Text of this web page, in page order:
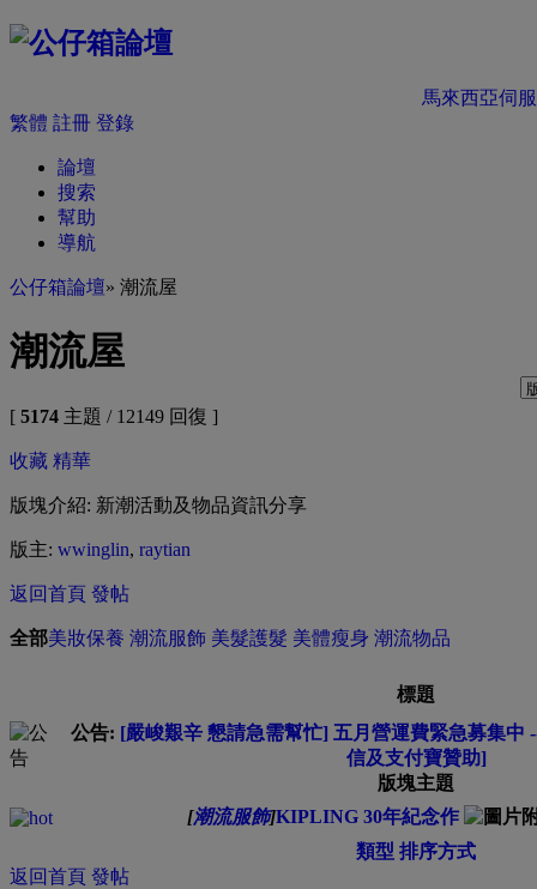
馬來西亞伺
繁體 註冊 登錄
論壇
搜索
幫助
導航
公仔箱論壇» 潮流屋
潮流屋
[ 5174 主題 / 12149 回復 ]
收藏 精華
版塊介紹: 新潮活動及物品資訊分享
版主: wwinglin, raytian
返回首頁 發帖
全部美妝保養 潮流服飾 美髮護髮 美體瘦身 潮流物品
標題
公告: [嚴峻艱辛 懇請急需幫忙] 五月營運費緊急募集中
信及支付寶贊助]
版塊主題
[潮流服飾]KIPLING 30年紀念作
類型 排序方式
返回首頁 發帖